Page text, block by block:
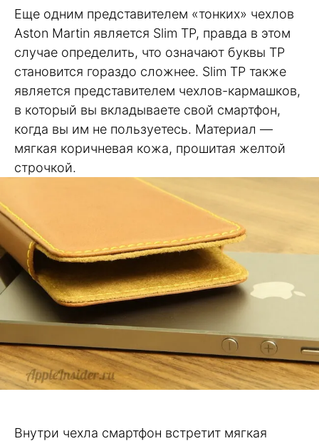
Еще одним представителем «тонких» чехлов
Aston Martin является Slim TP, правда в этом
случае определить, что означают буквы TP
становится гораздо сложнее. Slim TP также
является представителем чехлов-кармашков,
в который вы вкладываете свой смартфон,
когда вы им не пользуетесь. Материал —
мягкая коричневая кожа, прошитая желтой
строчкой.
Внутри чехла смартфон встретит мягкая